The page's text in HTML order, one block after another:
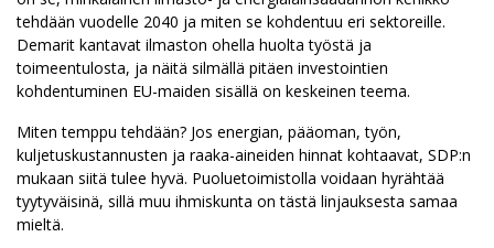
tehdään vuodelle 2040 ja miten se kohdentuu eri sektoreille.
Demarit kantavat ilmaston ohella huolta työstä ja
toimeentulosta, ja näitä silmällä pitäen investointien
kohdentuminen EU-maiden sisällä on keskeinen teema.
Miten temppu tehdään? Jos energian, pääoman, työn,
kuljetuskustannusten ja raaka-aineiden hinnat kohtaavat, SDP:n
mukaan siitä tulee hyvä. Puoluetoimistolla voidaan hyrähtää
tyytyväisinä, sillä muu ihmiskunta on tästä linjauksesta samaa
mieltä.